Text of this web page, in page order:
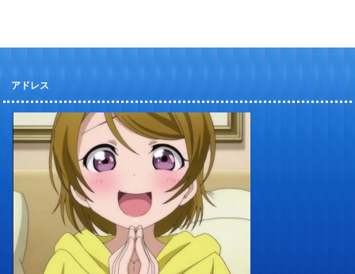
アドレス